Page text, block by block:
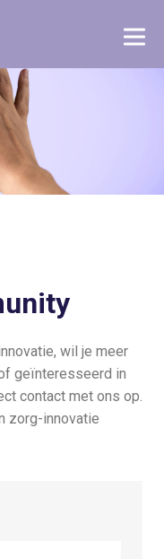
wil je meer
geïnteresseerd in
contact met ons op.
zorg-innovatie